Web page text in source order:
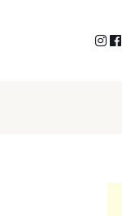
facebook
Instagram